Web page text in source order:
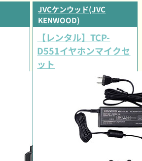
JVCケンウッド(JVC
KENWOOD)
【レンタル】TCP-
D551イヤホンマイクセ
ット